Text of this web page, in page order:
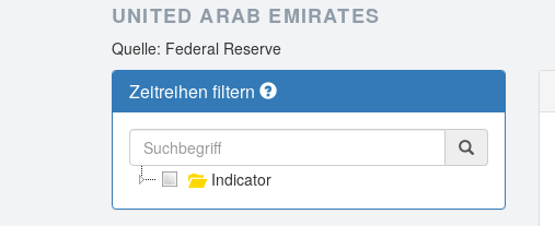
UNITED ARAB EMIRATES
Quelle: Federal Reserve
Zeitreihen filtern
Indicator